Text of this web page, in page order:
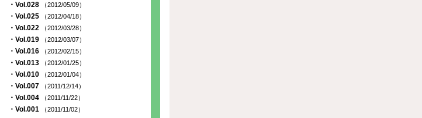
・Vol.028 （2012/05/09）
・Vol.025 （2012/04/18）
・Vol.022 （2012/03/28）
・Vol.019 （2012/03/07）
・Vol.016 （2012/02/15）
・Vol.013 （2012/01/25）
・Vol.010 （2012/01/04）
・Vol.007 （2011/12/14）
・Vol.004 （2011/11/22）
・Vol.001 （2011/11/02）